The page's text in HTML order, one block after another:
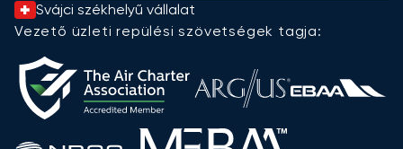
Svájci székhelyű vállalat
Vezető üzleti repülési szövetségek tagja: